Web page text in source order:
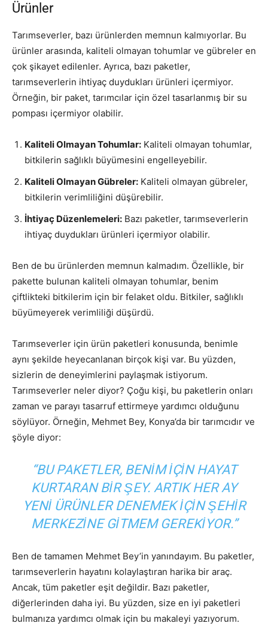
Ürünler
Tarımseverler, bazı ürünlerden memnun kalmıyorlar. Bu
ürünler arasında, kaliteli olmayan tohumlar ve gübreler en
çok şikayet edilenler. Ayrıca, bazı paketler,
tarımseverlerin ihtiyaç duydukları ürünleri içermiyor.
Örneğin, bir paket, tarımcılar için özel tasarlanmış bir su
pompası içermiyor olabilir.
Kaliteli Olmayan Tohumlar: Kaliteli olmayan tohumlar,
bitkilerin sağlıklı büyümesini engelleyebilir.
Kaliteli Olmayan Gübreler: Kaliteli olmayan gübreler,
bitkilerin verimliliğini düşürebilir.
İhtiyaç Düzenlemeleri: Bazı paketler, tarımseverlerin
ihtiyaç duydukları ürünleri içermiyor olabilir.
Ben de bu ürünlerden memnun kalmadım. Özellikle, bir
pakette bulunan kaliteli olmayan tohumlar, benim
çiftlikteki bitkilerim için bir felaket oldu. Bitkiler, sağlıklı
büyümeyerek verimliliği düşürdü.
Tarımseverler için ürün paketleri konusunda, benimle
aynı şekilde heyecanlanan birçok kişi var. Bu yüzden,
sizlerin de deneyimlerini paylaşmak istiyorum.
Tarımseverler neler diyor? Çoğu kişi, bu paketlerin onları
zaman ve parayı tasarruf ettirmeye yardımcı olduğunu
söylüyor. Örneğin, Mehmet Bey, Konya’da bir tarımcıdır ve
şöyle diyor:
“BU PAKETLER, BENIM IÇIN HAYAT
KURTARAN BIR ŞEY. ARTIK HER AY
YENI ÜRÜNLER DENEMEK IÇIN ŞEHIR
MERKEZINE GITMEM GEREKIYOR.”
Ben de tamamen Mehmet Bey’in yanındayım. Bu paketler,
tarımseverlerin hayatını kolaylaştıran harika bir araç.
Ancak, tüm paketler eşit değildir. Bazı paketler,
diğerlerinden daha iyi. Bu yüzden, size en iyi paketleri
bulmanıza yardımcı olmak için bu makaleyi yazıyorum.